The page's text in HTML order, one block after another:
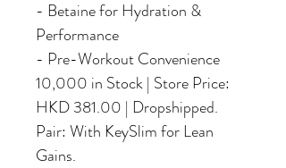
- Betaine for Hydration &
Performance
- Pre-Workout Convenience
10,000 in Stock | Store Price:
HKD 381.00 | Dropshipped.
Pair: With KeySlim for Lean
Gains.